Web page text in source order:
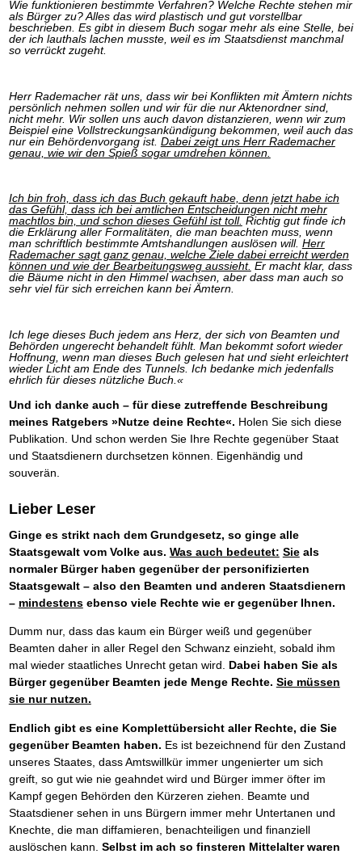
Ihren Zeitgewinn maximieren
GbR-Vertrag mit beschränkter Haftung BRANDNEU
GbR als Einzelperson gründen
Wie funktionieren bestimmte Verfahren? Welche Rechte stehen mir
als Bürger zu? Alles das wird plastisch und gut vorstellbar
beschrieben. Es gibt in diesem Buch sogar mehr als eine Stelle, bei
der ich lauthals lachen musste, weil es im Staatsdienst manchmal
so verrückt zugeht.
Herr Rademacher rät uns, dass wir bei Konflikten mit Ämtern nichts
persönlich nehmen sollen und wir für die nur Aktenordner sind,
nicht mehr. Wir sollen uns auch davon distanzieren, wenn wir zum
Beispiel eine Vollstreckungsankündigung bekommen, weil auch das
nur ein Behördenvorgang ist. Dabei zeigt uns Herr Rademacher
genau, wie wir den Spieß sogar umdrehen können.
Ich bin froh, dass ich das Buch gekauft habe, denn jetzt habe ich
das Gefühl, dass ich bei amtlichen Entscheidungen nicht mehr
machtlos bin, und schon dieses Gefühl ist toll. Richtig gut finde ich
die Erklärung aller Formalitäten, die man beachten muss, wenn
man schriftlich bestimmte Amtshandlungen auslösen will. Herr
Rademacher sagt ganz genau, welche Ziele dabei erreicht werden
können und wie der Bearbeitungsweg aussieht. Er macht klar, dass
die Bäume nicht in den Himmel wachsen, aber dass man auch so
sehr viel für sich erreichen kann bei Ämtern.
Ich lege dieses Buch jedem ans Herz, der sich von Beamten und
Behörden ungerecht behandelt fühlt. Man bekommt sofort wieder
Hoffnung, wenn man dieses Buch gelesen hat und sieht erleichtert
wieder Licht am Ende des Tunnels. Ich bedanke mich jedenfalls
ehrlich für dieses nützliche Buch.«
Und ich danke auch – für diese zutreffende Beschreibung
meines Ratgebers »Nutze deine Rechte«. Holen Sie sich diese
Publikation. Und schon werden Sie Ihre Rechte gegenüber Staat
und Staatsdienern durchsetzen können. Eigenhändig und
souverän.
Lieber Leser
Ginge es strikt nach dem Grundgesetz, so ginge alle
Staatsgewalt vom Volke aus. Was auch bedeutet: Sieals
normaler Bürger haben gegenüber der personifizierten
Staatsgewalt – also den Beamten und anderen Staatsdienern
– mindestensebenso viele Rechte wie er gegenüber Ihnen.
Dumm nur, dass das kaum ein Bürger weiß und gegenüber
Beamten daher in aller Regel den Schwanz einzieht, sobald ihm
mal wieder staatliches Unrecht getan wird. Dabei haben Sie als
Bürger gegenüber Beamten jede Menge Rechte. Sie müssen
sie nur nutzen.
Endlich gibt es eine Komplettübersicht aller Rechte, die Sie
gegenüber Beamten haben. Es ist bezeichnend für den Zustand
unseres Staates, dass Amtswillkür immer ungenierter um sich
greift, so gut wie nie geahndet wird und Bürger immer öfter im
Kampf gegen Behörden den Kürzeren ziehen. Beamte und
Staatsdiener sehen in uns Bürgern immer mehr Untertanen und
Knechte, die man diffamieren, benachteiligen und finanziell
auslöschen kann. Selbst im ach so finsteren Mittelalter waren